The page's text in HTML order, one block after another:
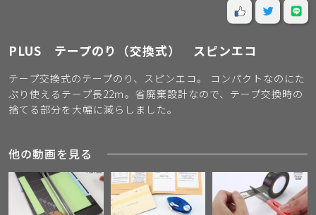
PLUS テープのり（交換式） スピンエコ
テープ交換式のテープのり、スピンエコ。 コンパクトなのにた
ぷり使えるテープ長22ｍ。省廃棄設計なので、テープ交換時の
捨てる部分を大幅に減らしました。
他の動画を見る